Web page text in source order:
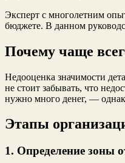
Эксперт с многолетним
бюджете. В данном
Почему чаще
Недооценка значимости
не стоит забывать, что
нужно много денег, —
Этапы
1. Определение зоны